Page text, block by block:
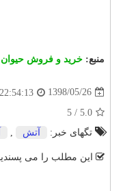
منبع: خرید و فروش
1398/05/26
22:54:13
5.0
/
5
تگهای خبر:
آتش
این مطلب را می